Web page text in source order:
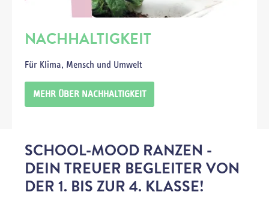
NACHHALTIGKEIT
Für Klima, Mensch und Umwelt
MEHR ÜBER NACHHALTIGKEIT
SCHOOL-MOOD RANZEN -
DEIN TREUER BEGLEITER VON
DER 1. BIS ZUR 4. KLASSE!